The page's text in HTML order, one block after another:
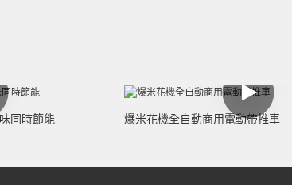
重頭軟式冰淇淋機 - 3味同時節能 爆米花機全自動商用電動帶推車